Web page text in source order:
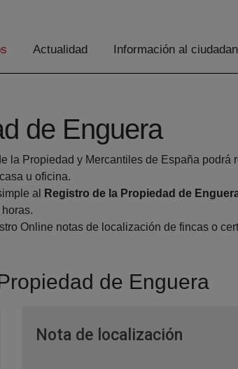
Actualidad Información al
de Enguera
la Propiedad y Mercantiles de España podrá
u oficina.
al
Registro de la Propiedad de
Online notas de localización de fincas o
de Enguera
Nota de localización